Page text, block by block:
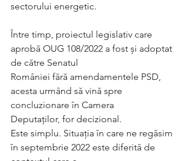
sectorului energetic.
Între timp, proiectul legislativ care
aprobă OUG 108/2022 a fost și adoptat
de către Senatul
României fără amendamentele PSD,
acesta urmând să vină spre
concluzionare în Camera
Deputaților, for decizional.
Este simplu. Situația în care ne regăsim
în septembrie 2022 este diferită de